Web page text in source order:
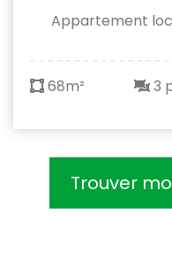
Appartement
68m² 3
Trouver